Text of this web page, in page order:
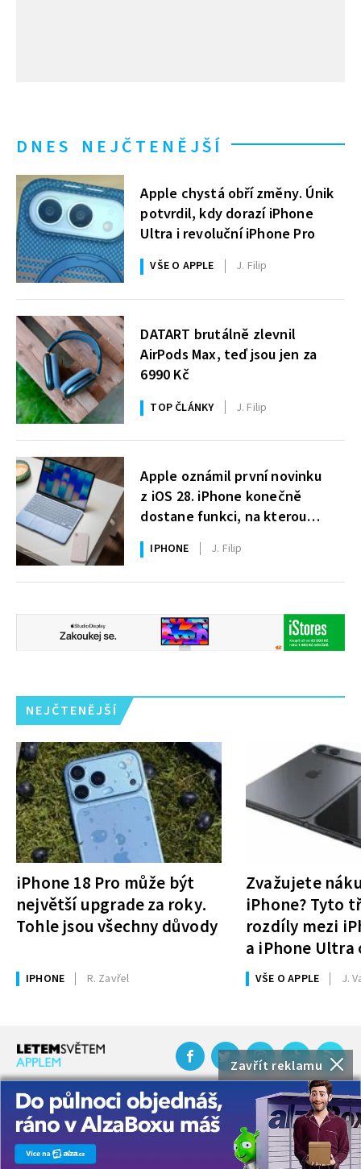
Zavřít reklamu
DNES NEJČTENĚJŠÍ
Apple chystá obří změny. Únik
potvrdil, kdy dorazí iPhone
Ultra i revoluční iPhone Pro
VŠE O APPLE J. Filip
DATART brutálně zlevnil
AirPods Max, teď jsou jen za
6990 Kč
TOP ČLÁNKY J. Filip
Apple oznámil první novinku
z iOS 28. iPhone konečně
dostane funkci, na kterou
uživatelé Windows čekají roky
IPHONE J. Filip
NEJČTENĚJŠÍ
iPhone 18 Pro může být
největší upgrade za roky.
Tohle jsou všechny důvody
IPHONE R. Zavřel
Zvažujete
iPhone? Tyto
rozdíly mezi
a iPhone Ultra
rozhodnutí
VŠE O APPLE J.